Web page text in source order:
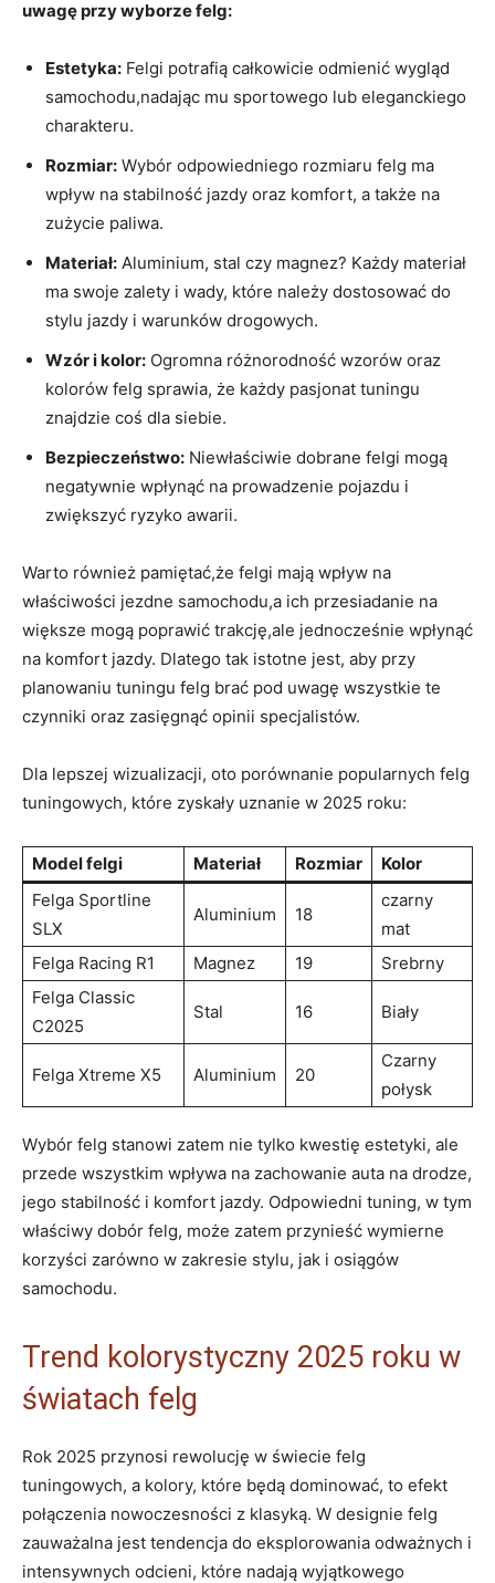
uwagę przy wyborze felg:
Estetyka: Felgi potrafią całkowicie odmienić wygląd
samochodu,nadając mu sportowego lub eleganckiego
charakteru.
Rozmiar: Wybór odpowiedniego rozmiaru felg ma
wpływ na stabilność jazdy oraz komfort, a także na
zużycie paliwa.
Materiał: Aluminium, stal czy magnez? Każdy materiał
ma swoje zalety i wady, które należy dostosować do
stylu jazdy i warunków drogowych.
Wzór i kolor: Ogromna różnorodność wzorów oraz
kolorów felg sprawia, że każdy pasjonat tuningu
znajdzie coś dla siebie.
Bezpieczeństwo: Niewłaściwie dobrane felgi mogą
negatywnie wpłynąć na prowadzenie pojazdu i
zwiększyć ryzyko awarii.
Warto również pamiętać,że felgi mają wpływ na
właściwości jezdne samochodu,a ich przesiadanie na
większe mogą poprawić trakcję,ale jednocześnie wpłynąć
na komfort jazdy. Dlatego tak istotne jest, aby przy
planowaniu tuningu felg brać pod uwagę wszystkie te
czynniki oraz zasięgnąć opinii specjalistów.
Dla lepszej wizualizacji, oto porównanie popularnych felg
tuningowych, które zyskały uznanie w 2025 roku:
Model felgi Materiał Rozmiar
Kolor
Felga Sportline
SLX
Aluminium 18
czarny
mat
Felga Racing R1
Magnez 19
Srebrny
Felga Classic
C2025
Stal 16 Biały
Felga Xtreme X5 Aluminium 20
Czarny
połysk
Wybór felg stanowi zatem nie tylko kwestię estetyki, ale
przede wszystkim wpływa na zachowanie auta na drodze,
jego stabilność i komfort jazdy. Odpowiedni tuning, w tym
właściwy dobór felg, może zatem przynieść wymierne
korzyści zarówno w zakresie stylu, jak i osiągów
samochodu.
Trend kolorystyczny 2025 roku w
światach felg
Rok 2025 przynosi rewolucję w świecie felg
tuningowych, a kolory, które będą dominować, to efekt
połączenia nowoczesności z klasyką. W designie felg
zauważalna jest tendencja do eksplorowania odważnych i
intensywnych odcieni, które nadają wyjątkowego